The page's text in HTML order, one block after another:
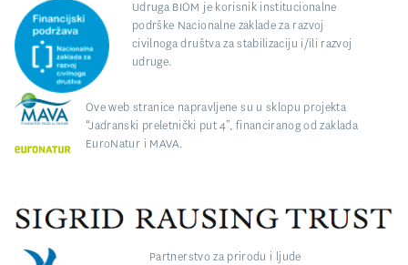
Udruga BIOM je korisnik institucionalne
podrške Nacionalne zaklade za razvoj
civilnoga društva za stabilizaciju i/ili razvoj
udruge.
Ove web stranice napravljene su u sklopu projekta
“Jadranski preletnički put 4”, financiranog od zaklada
EuroNatur i MAVA.
Partnerstvo za prirodu i ljude